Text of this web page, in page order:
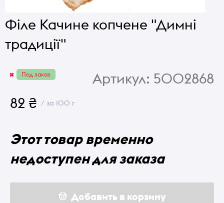
Філе Качине копчене "Димні
традиції"
Под заказ Артикул: 5002868
82 ₴ / за 100 г
Этот товар временно
недоступен для заказа
Добавить в корзину